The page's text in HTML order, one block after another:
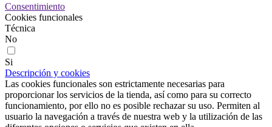
Consentimiento
Cookies funcionales
Técnica
No
Si
Descripción y cookies
Las cookies funcionales son estrictamente necesarias para
proporcionar los servicios de la tienda, así como para su correcto
funcionamiento, por ello no es posible rechazar su uso. Permiten al
usuario la navegación a través de nuestra web y la utilización de las